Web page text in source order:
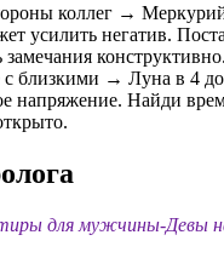
коллег → Меркурий
усилить негатив.
конструктивно.
близкими → Луна в 4
напряжение. Найди
для мужчины-Девы